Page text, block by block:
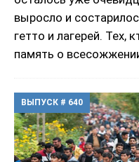
выросло и
гетто и лагерей. Тех,
память о
ВЫПУСК # 640